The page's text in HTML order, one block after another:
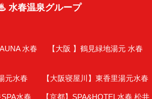
水春温泉グループ
水春
【大阪 】 鶴見緑地湯元 水春
元水春 【大阪寝屋川】 東香里湯元水春
水春 【京都】 SPA&HOTEL水春 松井